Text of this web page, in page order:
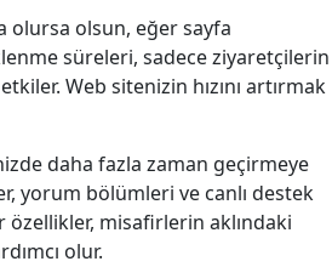
olursa olsun, eğer sayfa
süreleri, sadece ziyaretçilerin
Web sitenizin hızını artırmak
daha fazla zaman geçirmeye
yorum bölümleri ve canlı destek
özellikler, misafirlerin aklındaki
olur.